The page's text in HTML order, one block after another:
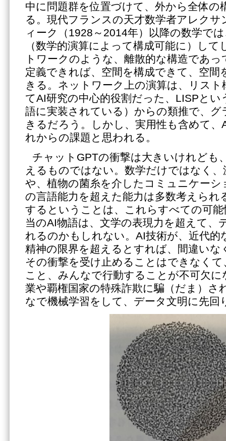
中に問題群を位置づけて、外から全体の
る。現代フランスの天才数学者アレク
ィーク（1928～2014年）以降の数学で
（数学的演算によって構成可能に）し
トワークのような、離散的な構造であ
定義できれば、空間を構成できて、空間
きる。ネットワーク上の演算は、リスト
てAI研究の中心的役割だった、LISPと
語に実装されている）からの類推で、グ
きるだろう。しかし、実用性も含めて、
れからの課題と思われる。
チャットGPTの衝撃は大きいけれども
えるものではない。数学だけではなく
や、植物の菌糸を介したコミュニケーシ
の言語能力を超えた能力は多数考えられ
するということは、これらすべての可
当のAI物語は、文学の表現力を超えて、
れるのかもしれない。AI技術が、近代的
精神の限界を超えるとすれば、間違いな
その衝撃を受け止めることはできなく
こと、みんなで行動することが不可欠
業や覇権国家の特殊詐欺に騙（だま）さ
なで機械学習をして、データ文明に先回